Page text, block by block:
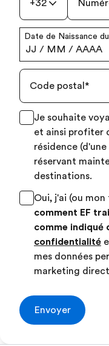
+32
Date de Naissance
JJ / MM / AAAA
Code postal *
Je souhaite
et ainsi profiter
résidence
réservant
destinations.
Oui, j'ai (ou
comment EF
comme indiqué
confidentialité
mes données
marketing
Envoyer